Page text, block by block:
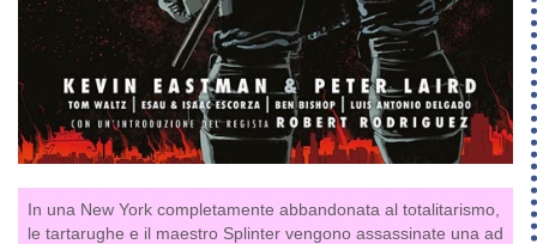
In una New York completamente abbandonata al totalitarismo,
le tartarughe e il maestro Splinter vengono assassinate una ad